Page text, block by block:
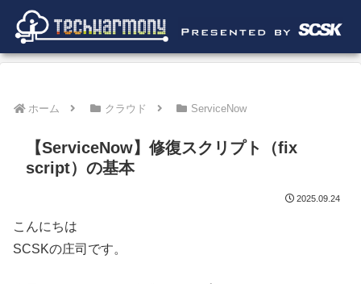
ホーム クラウド ServiceNow
【ServiceNow】修復スクリプト（fix
script）の基本
2025.09.24
こんにちは
SCSKの庄司です。